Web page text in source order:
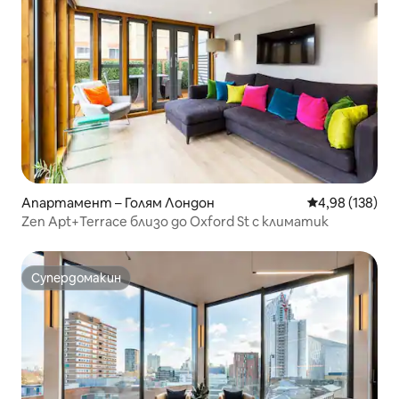
Апартамент – Голям Лондон Средна
4,98 (138)
Zen Apt+Terrace близо до Oxford St с климатик
Супердомакин
Супердомакин